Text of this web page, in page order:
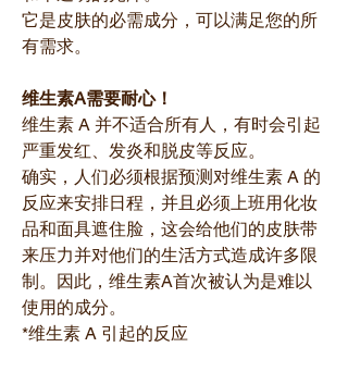
它是皮肤的必需成分，可以满足您的所
有需求。
维生素A需要耐心！
维生素 A 并不适合所有人，有时会引起
严重发红、发炎和脱皮等反应。
确实，人们必须根据预测对维生素 A 的
反应来安排日程，并且必须上班用化妆
品和面具遮住脸，这会给他们的皮肤带
来压力并对他们的生活方式造成许多限
制。因此，维生素A首次被认为是难以
使用的成分。
*维生素 A 引起的反应